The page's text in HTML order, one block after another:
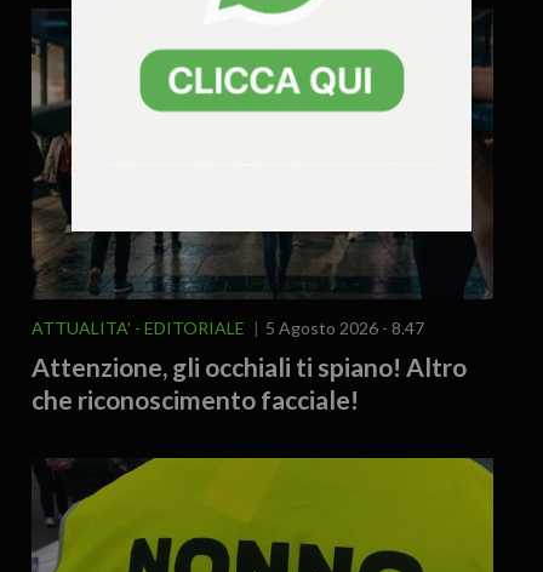
ATTUALITA' EDITORIALE 5 Agosto 2026 - 8.47
Attenzione, gli occhiali ti spiano! Altro
che riconoscimento facciale!